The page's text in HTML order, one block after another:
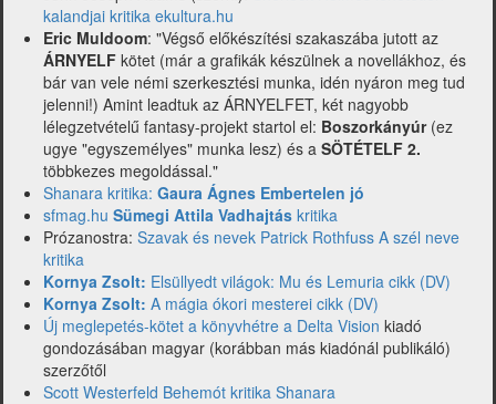
kalandjai kritika ekultura.hu
Eric Muldoom: "Végső előkészítési szakaszába jutott az
ÁRNYELF kötet (már a grafikák készülnek a novellákhoz, és
bár van vele némi szerkesztési munka, idén nyáron meg tud
jelenni!) Amint leadtuk az ÁRNYELFET, két nagyobb
lélegzetvételű fantasy-projekt startol el: Boszorkányúr(ez
ugye "egyszemélyes" munka lesz) és a SÖTÉTELF 2.
többkezes megoldással."
Shanara kritika: Gaura Ágnes Embertelen jó
sfmag.hu Sümegi Attila Vadhajtás kritika
Prózanostra: Szavak és nevek Patrick Rothfuss A szél neve
kritika
Kornya Zsolt: Elsüllyedt világok: Mu és Lemuria cikk (DV)
Kornya Zsolt: A mágia ókori mesterei cikk (DV)
Új meglepetés-kötet a könyvhétre a Delta Vision kiadó
gondozásában magyar (korábban más kiadónál publikáló)
szerzőtől
Scott Westerfeld Behemót kritika Shanara